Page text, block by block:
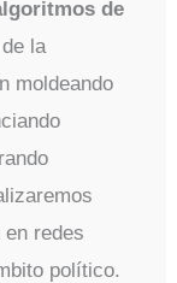
de
la
moldeando
redes
político.